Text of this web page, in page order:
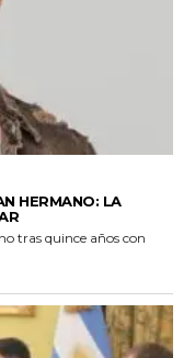
HERMANO: LA
tras quince años con